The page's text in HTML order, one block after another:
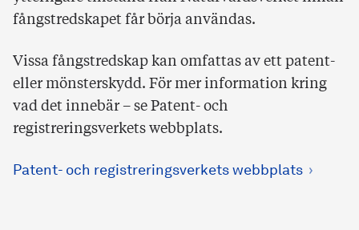
fångstredskapet får börja användas.
Vissa fångstredskap kan omfattas av ett patent-
eller mönsterskydd. För mer information kring
vad det innebär – se Patent- och
registreringsverkets webbplats.
Patent- och registreringsverkets webbplats